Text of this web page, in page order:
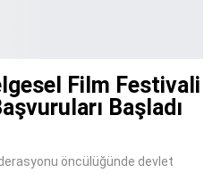
Film Festivali
Başladı
öncülüğünde devlet